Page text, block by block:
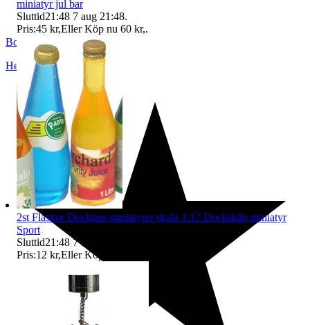
BoutiqueNo9
Helsingborg
Sverige
miniatyr jul bar
Sluttid21:48 7 aug 21:48.
Pris:45 kr,Eller Köp nu 60 kr,.
2st Flaskor Dockhus miniatyrer skala 1:12 Dockskåp miniatyr
Sport
Sluttid21:48 7 aug 21:48
Pris:12 kr,Eller Köp nu